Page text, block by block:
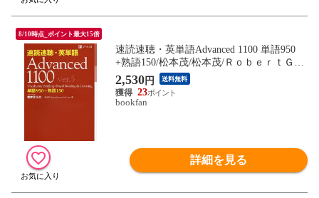
8/10時点_ポイント最大15倍
速読速聴・英単語Advanced 1100 単語950
+熟語150/松本茂/松本茂/ＲｏｂｅｒｔＧａ
ｙｎｏｒ
2,530円 送料無料
23
bookfan
詳細を見る